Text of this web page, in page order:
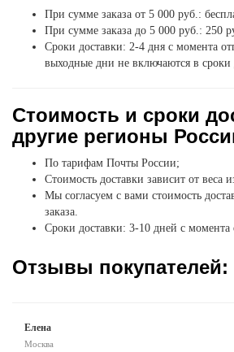
При сумме заказа от 5 000 руб.:
При сумме заказа до 5 000 руб.: 250
Сроки доставки: 2-4 дня с момента
выходные дни не включаются в сроки
Стоимость и сроки
другие регионы
По тарифам Почты России;
Стоимость доставки зависит от веса
Мы согласуем с вами стоимость
заказа.
Сроки доставки: 3-10 дней с момента
Отзывы покупателей:
Елена
Москва